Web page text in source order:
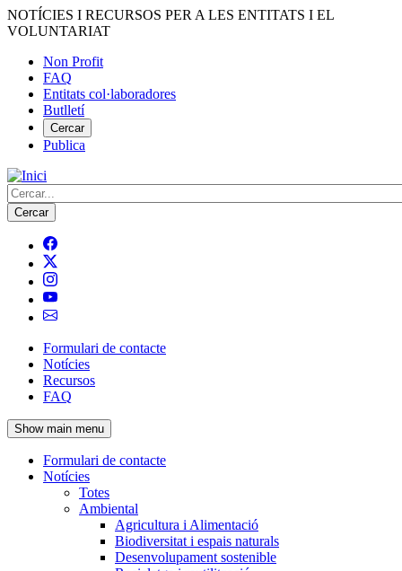
Vés
al
NOTÍCIES I RECURSOS PER A LES ENTITATS I EL
VOLUNTARIAT
Menú
del
compte
d'usuari
Non Profit
FAQ
Entitats col·laboradores
Butlletí
Cercar
Publica
Cerca
Navegació
principal
de
l'encapçalament
Formulari de contacte
Notícies
Recursos
FAQ
Show main menu
Navegació
principal
Formulari de contacte
Notícies
Totes
Ambiental
Agricultura i Alimentació
Biodiversitat i espais naturals
Desenvolupament sostenible